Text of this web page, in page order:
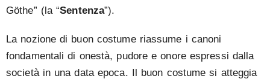
Göthe” (la “Sentenza”).
La nozione di buon costume riassume i canoni
fondamentali di onestà, pudore e onore espressi dalla
società in una data epoca. Il buon costume si atteggia